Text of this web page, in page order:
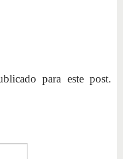
para este post.